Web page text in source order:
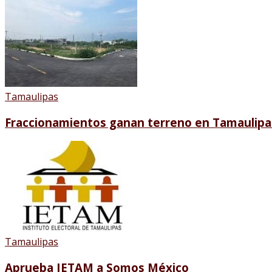
Tamaulipas
Fraccionamientos ganan terreno en
Tamaulipas
Aprueba IETAM a Somos México